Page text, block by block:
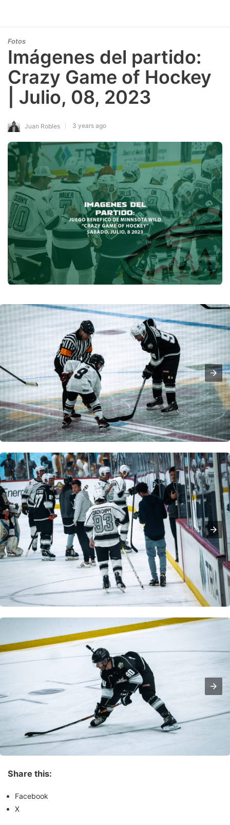
Fotos
Imágenes del partido:
Crazy Game of Hockey
| Julio, 08, 2023
Juan Robles 3 years ago
Share this:
Facebook
X